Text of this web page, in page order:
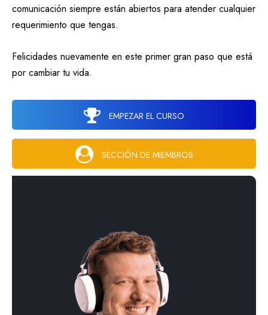
comunicación siempre están abiertos para atender cualquier
requerimiento que tengas.
Felicidades nuevamente en este primer gran paso que está
por cambiar tu vida.
EMPEZAR EL CURSO
SECCIÓN DE MIEMBROS